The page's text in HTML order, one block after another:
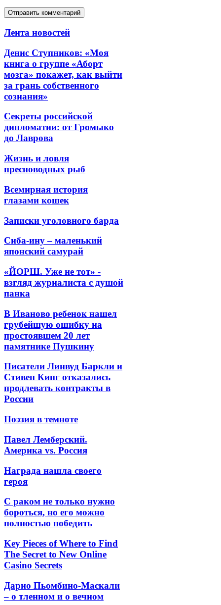
Лента новостей
Денис Ступников: «Моя
книга о группе «Аборт
мозга» покажет, как выйти
за грань собственного
сознания»
Секреты российской
дипломатии: от Громыко
до Лаврова
Жизнь и ловля
пресноводных рыб
Всемирная история
глазами кошек
Записки уголовного барда
Сиба-ину – маленький
японский самурай
«ЙОРШ. Уже не тот» -
взгляд журналиста с душой
панка
В Иваново ребенок нашел
грубейшую ошибку на
простоявшем 20 лет
памятнике Пушкину
Писатели Линвуд Баркли и
Стивен Кинг отказались
продлевать контракты в
России
Поэзия в темноте
Павел Лемберский.
Америка vs. Россия
Награда нашла своего
героя
С раком не только нужно
бороться, но его можно
полностью победить
Key Pieces of Where to Find
The Secret to New Online
Casino Secrets
Дарио Пьомбино-Маскали
– о тленном и о вечном